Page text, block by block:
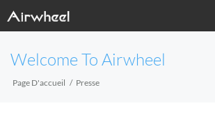
Welcome To Airwheel
Page D'accueil Presse